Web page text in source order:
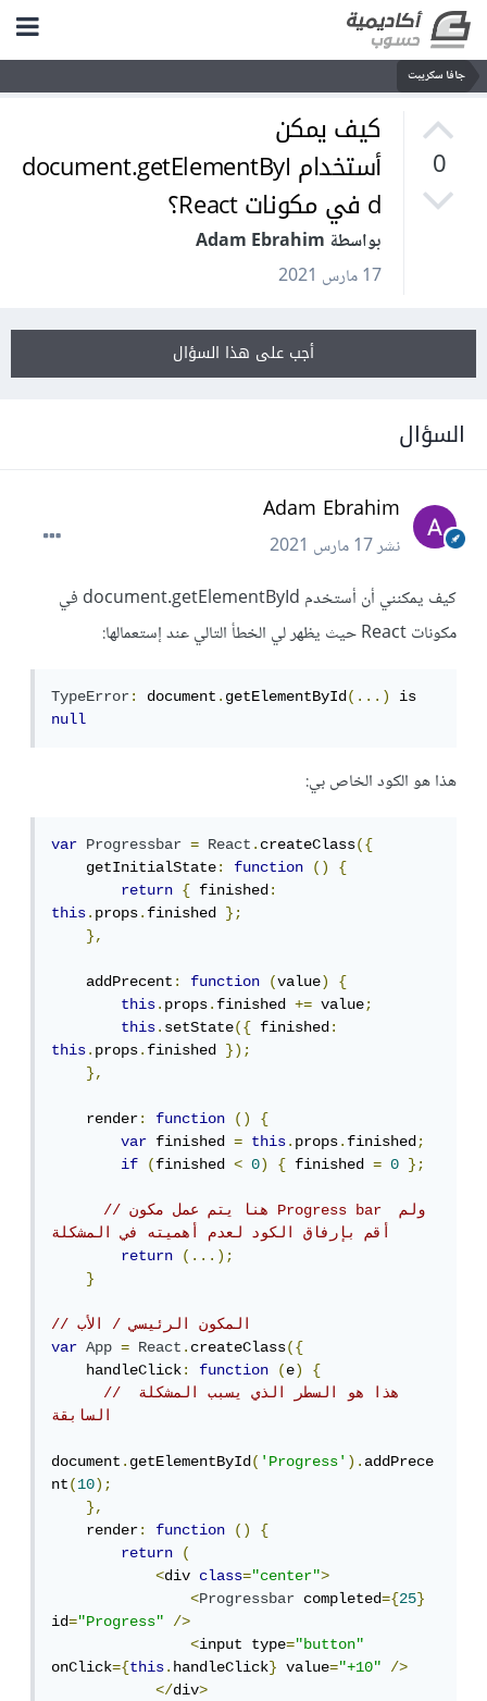
جافا سكريبت
0
كيف يمكن
أستخدام document.getElementByI
d في مكونات React؟
بواسطة Adam Ebrahim
17 مارس 2021
أجب على هذا السؤال
السؤال
Adam Ebrahim
نشر17 مارس 2021
كيف يمكنني أن أستخدم document.getElementById في
مكونات React حيث يظهر لي الخطأ التالي عند إستعمالها:
TypeError: document.getElementById(...)
null
هذا هو الكود الخاص بي:
var Progressbar = React.createClass({
    getInitialState
: function ()
{
return
{ finished:
this.props.finished };
},
    addPrecent
: function (value)
{
this.props.finished += value;
this.setState({ finished:
this.props.finished });
},
    render
: function ()
{
var finished = this.props.finished;
if
(finished < 0) { finished = 0 };
// هنا يتم عمل مكون Progress bar ولم
أقم بإرفاق الكود لعدم أهميته في المشكلة
return
(...);
}
// المكون الرئيسي / الأب
var
App = React.createClass({
    handleClick
: function (e)
{
// هذا هو السطر الذي يسبب المشكلة
السابقة
document.getElementById('Progress').addPrece
nt(10);
},
    render
: function ()
{
return
(
<div class="center">
<Progressbar completed={25}
id="Progress"
/>
<input type="button"
onClick={this.handleClick} value="+10"
/>
</div>